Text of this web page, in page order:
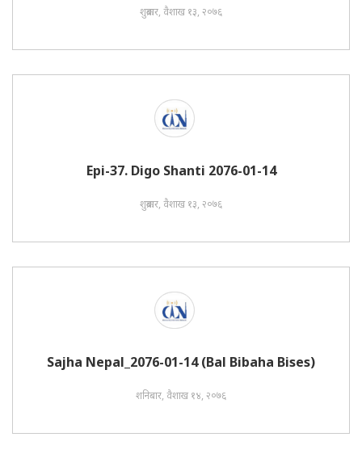
शुक्रबार, वैशाख १३, २०७६
Epi-37. Digo Shanti 2076-01-14
शुक्रबार, वैशाख १३, २०७६
Sajha Nepal_2076-01-14 (Bal Bibaha Bises)
शनिबार, वैशाख १४, २०७६